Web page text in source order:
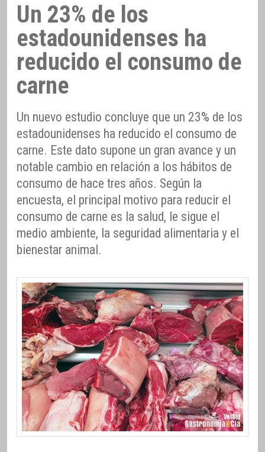
Un 23% de los
estadounidenses ha
reducido el consumo de
carne
Un nuevo estudio concluye que un 23% de los
estadounidenses ha reducido el consumo de
carne. Este dato supone un gran avance y un
notable cambio en relación a los hábitos de
consumo de hace tres años. Según la
encuesta, el principal motivo para reducir el
consumo de carne es la salud, le sigue el
medio ambiente, la seguridad alimentaria y el
bienestar animal.